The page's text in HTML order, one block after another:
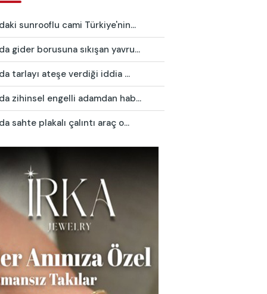
sunrooflu cami Türkiye'nin...
gider borusuna sıkışan yavru...
tarlayı ateşe verdiği iddia ...
zihinsel engelli adamdan hab...
sahte plakalı çalıntı araç o...